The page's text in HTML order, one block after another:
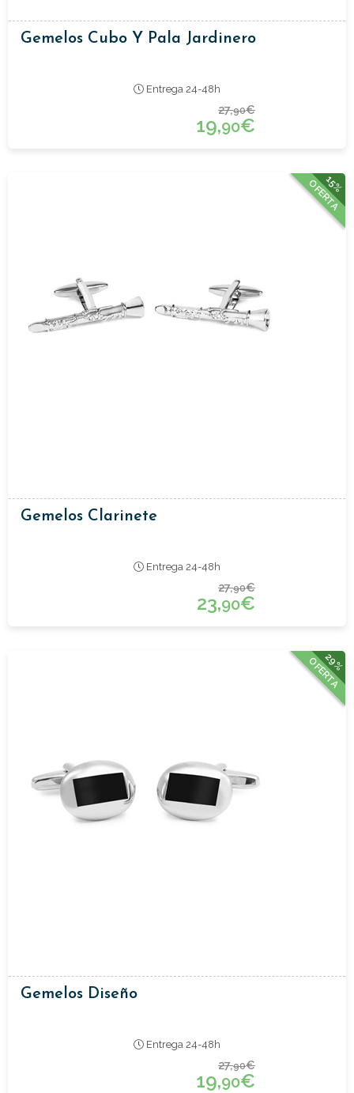
Gemelos Cubo Y Pala Jardinero
Entrega 24-48h
27,90€
19,90€
15%
OFERTA
Gemelos Clarinete
Entrega 24-48h
27,90€
23,90€
29%
OFERTA
Gemelos Diseño
Entrega 24-48h
27,90€
19,90€